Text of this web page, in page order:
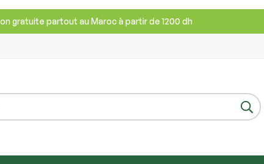
gratuite partout au Maroc à partir de 1200 dh